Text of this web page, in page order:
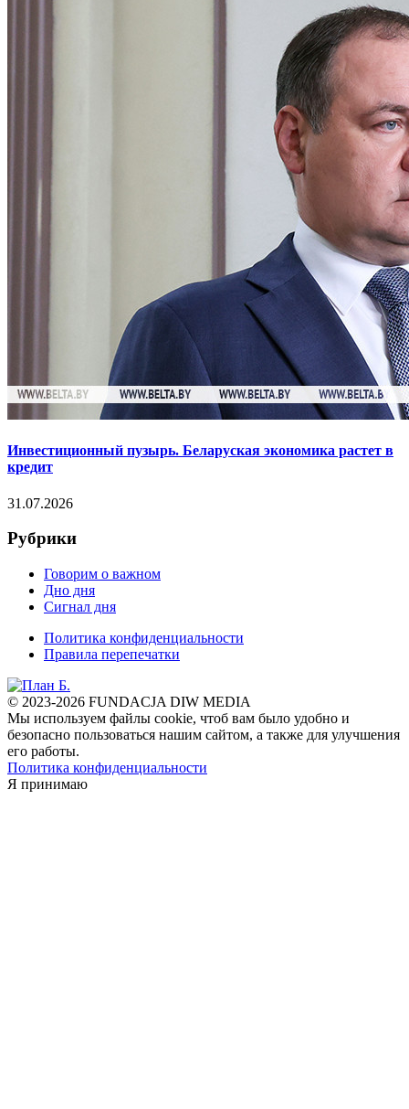
Инвестиционный пузырь. Беларуская экономика растет в
кредит
31.07.2026
Рубрики
Говорим о важном
Дно дня
Сигнал дня
Политика конфиденциальности
Правила перепечатки
© 2023-2026 FUNDACJA DIW MEDIA
Мы используем файлы cookie, чтоб вам было удобно и
безопасно пользоваться нашим сайтом, а также для улучшения
его работы.
Политика конфиденциальности
Я принимаю